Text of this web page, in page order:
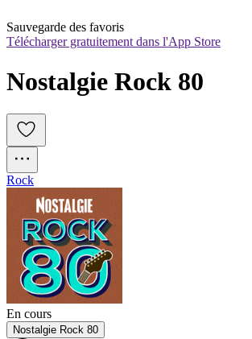
Sauvegarde des favoris
Télécharger gratuitement dans l'App Store
Nostalgie Rock 80
Rock
En cours
Nostalgie Rock 80